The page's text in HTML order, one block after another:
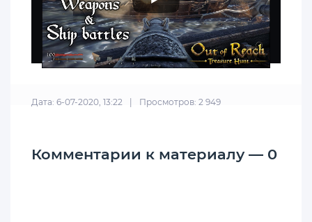
Дата: 6-07-2020, 13:22 Просмотров: 2 949
Комментарии к материалу — 0